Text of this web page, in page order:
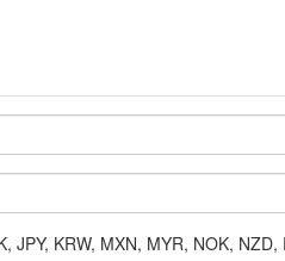
KRW, MXN, MYR, NOK, NZD,